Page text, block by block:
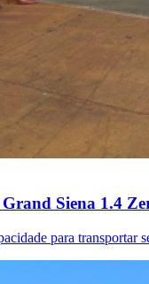
Siena 1.4
para transportar